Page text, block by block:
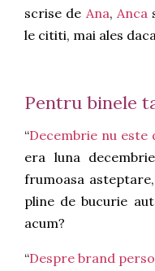
scrise de Ana,Anca
le cititi, mai ales
Pentru binele
“Decembrie nu este
era luna
frumoasa
pline de bucurie
acum?
“Despre brand